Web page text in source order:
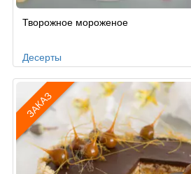
по
Творожное мороженое
Десерты
ЗАКАЗ